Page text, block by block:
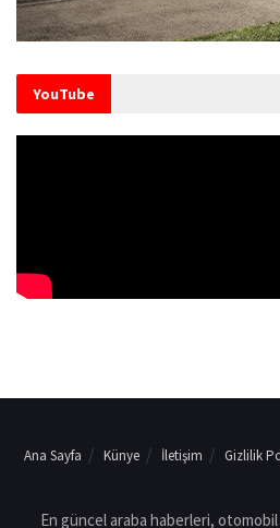
YouTube
Ana Sayfa Künye İletişim Gizlilik
En güncel araba haberleri,